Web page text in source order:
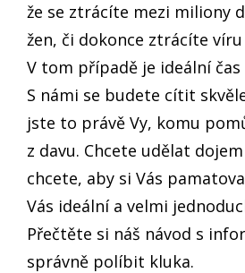
že se ztrácíte mezi miliony
žen, či dokonce ztrácíte víru
V tom případě je ideální
S námi se budete cítit
jste to právě Vy, komu
z davu. Chcete udělat
chcete, aby si Vás
Vás ideální a velmi
Přečtěte si náš návod s
správně políbit kluka.